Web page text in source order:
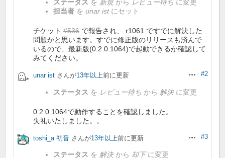
ステータス を 新規 から レビュー待ち に変更
担当者 を unar istにセット
チケット #536 で報告され、 r1061 ですでに解決した
問題かと思います。すでに修正版のリリースも済んで
いるので、最新版(0.2.0.1064)で起動できるか確認して
みてください。
操作#2
unar ist さんが13年以上前に更新
ステータス を レビュー待ち から 解決に変更
0.2.0.1064で動作することを確認しました。
失礼いたしました。。
操作#3
toshi_a 初音 さんが13年以上前に更新
ステータス を 解決から 却下に変更